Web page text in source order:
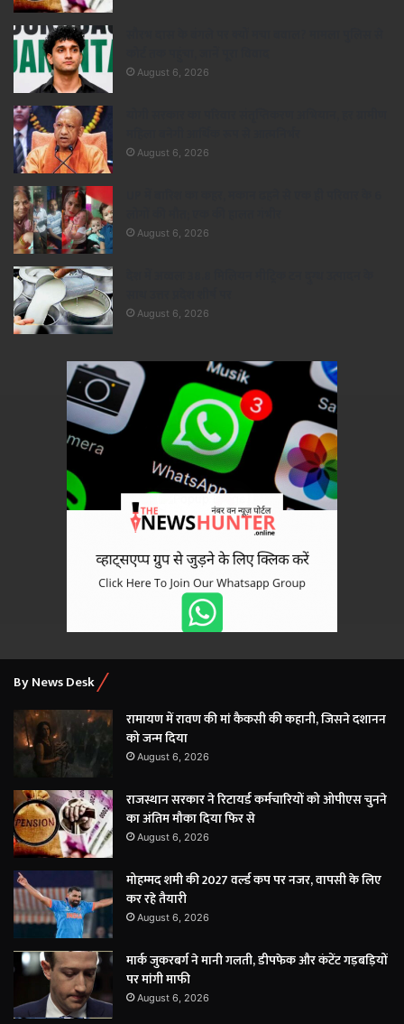
×
August 6, 2026
August 6, 2026
August 6, 2026
August 6, 2026
By News Desk
रामायण में रावण की मां कैकसी की कहानी, जिसने दशानन
को जन्म दिया
August 6, 2026
राजस्थान सरकार ने रिटायर्ड कर्मचारियों को ओपीएस चुनने
का अंतिम मौका दिया फिर से
August 6, 2026
मोहम्मद शमी की 2027 वर्ल्ड कप पर नजर, वापसी के लिए
कर रहे तैयारी
August 6, 2026
मार्क जुकरबर्ग ने मानी गलती, डीपफेक और कंटेंट गड़बड़ियों
पर मांगी माफी
August 6, 2026